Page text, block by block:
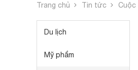
Trang chủ Tin tức Cuộc
Du lịch
Mỹ phẩm